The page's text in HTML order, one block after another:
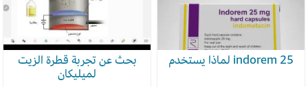
indorem 25 لماذا يستخدم
بحث عن تجربة قطرة الزيت
لميليكان